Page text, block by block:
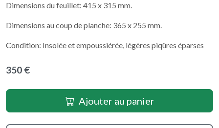
Dimensions du feuillet: 415 x 315 mm.
Dimensions au coup de planche: 365 x 255 mm.
Condition: Insolée et empoussiérée, légères piqûres éparses
350 €
Ajouter au panier